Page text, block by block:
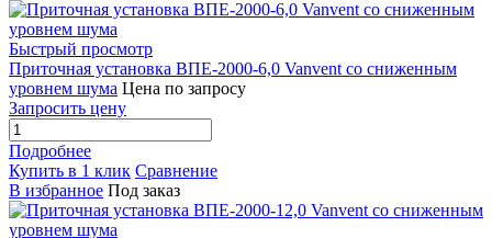
Быстрый просмотр
Приточная установка ВПЕ-2000-6,0 Vanvent со сниженным
уровнем шума Цена по запросу
Запросить цену
Подробнее
Купить в 1 клик Сравнение
В избранное Под заказ